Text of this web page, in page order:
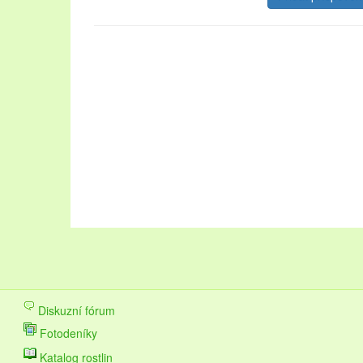
upřednostňujete přírodu a les, vyberte sichaty k
vinobraní.
Diskuzní fórum
Fotodeníky
Katalog rostlin